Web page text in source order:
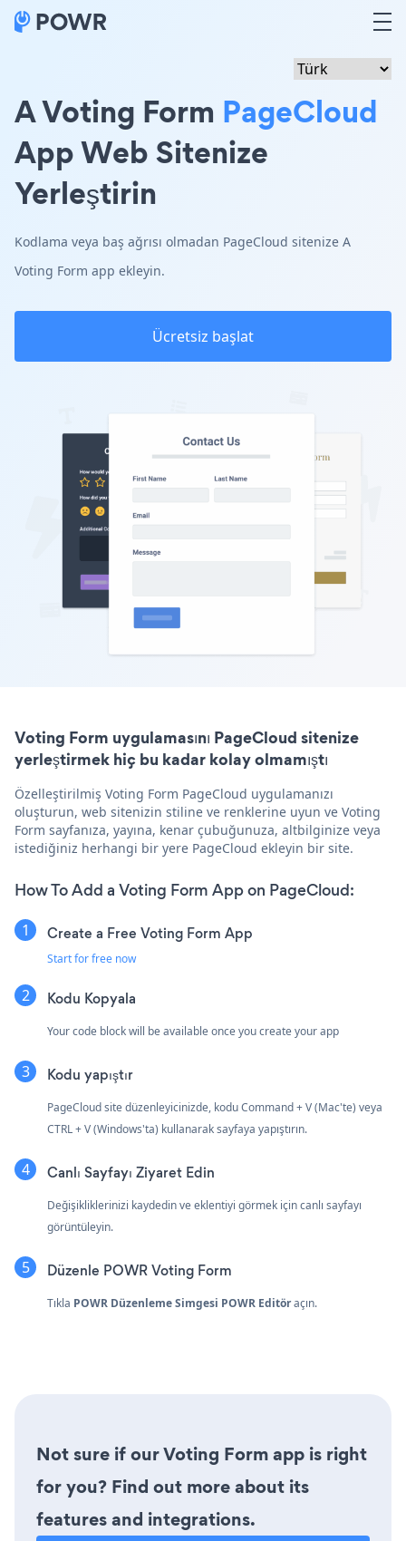
A Voting Form PageCloud
App Web Sitenize
Yerleştirin
Kodlama veya baş ağrısı olmadan PageCloud sitenize A
Voting Form app ekleyin.
Ücretsiz başlat
Voting Form uygulamasını PageCloud sitenize
yerleştirmek hiç bu kadar kolay olmamıştı
Özelleştirilmiş Voting Form PageCloud uygulamanızı
oluşturun, web sitenizin stiline ve renklerine uyun ve Voting
Form sayfanıza, yayına, kenar çubuğunuza, altbilginize veya
istediğiniz herhangi bir yere PageCloud ekleyin bir site.
How To Add a Voting Form App on PageCloud:
Create a Free Voting Form App
Start for free now
Kodu Kopyala
Your code block will be available once you create your app
Kodu yapıştır
PageCloud site düzenleyicinizde, kodu Command + V (Mac'te) veya
CTRL + V (Windows'ta) kullanarak sayfaya yapıştırın.
Canlı Sayfayı Ziyaret Edin
Değişikliklerinizi kaydedin ve eklentiyi görmek için canlı sayfayı
görüntüleyin.
Düzenle POWR Voting Form
Tıkla POWR Düzenleme Simgesi POWR Editöraçın.
Not sure if our Voting Form app is right
for you? Find out more about its
features and integrations.